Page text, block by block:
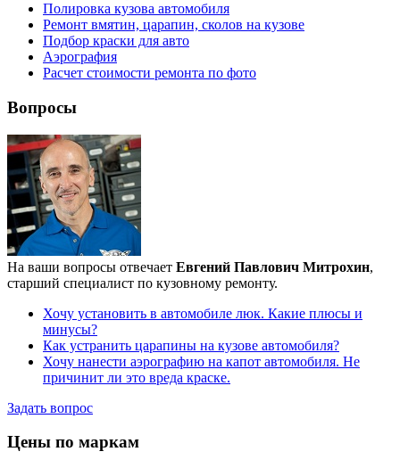
Полировка кузова автомобиля
Ремонт вмятин, царапин, сколов на кузове
Подбор краски для авто
Аэрография
Расчет стоимости ремонта по фото
Вопросы
На ваши вопросы отвечает Евгений Павлович Митрохин,
старший специалист по кузовному ремонту.
Хочу установить в автомобиле люк. Какие плюсы и
минусы?
Как устранить царапины на кузове автомобиля?
Хочу нанести аэрографию на капот автомобиля. Не
причинит ли это вреда краске.
Задать вопрос
Цены по маркам